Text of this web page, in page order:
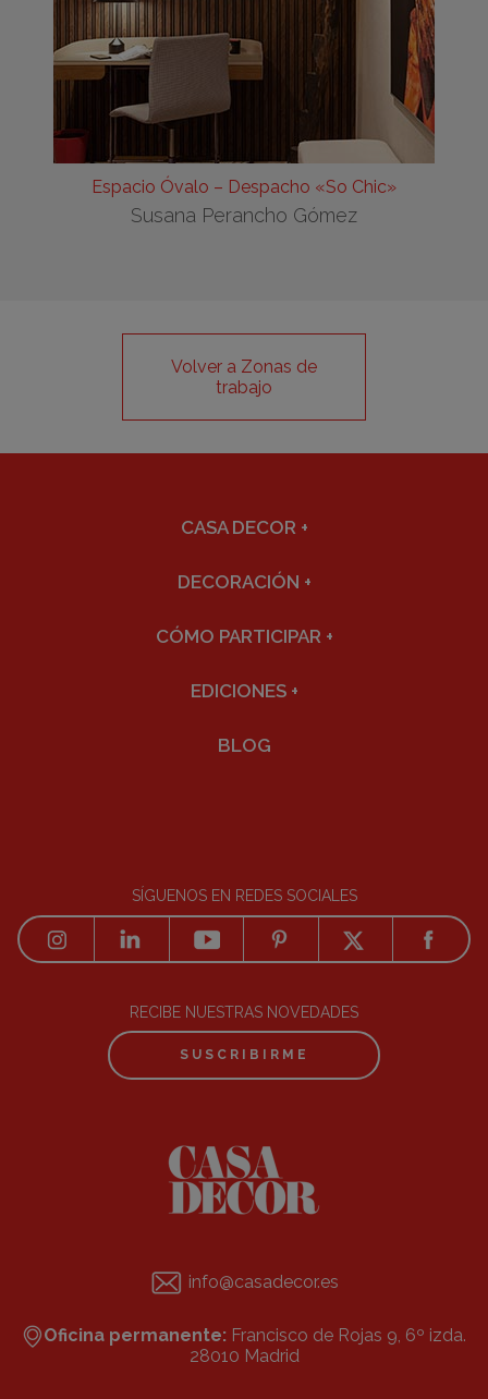
Espacio Óvalo – Despacho «So Chic»
Susana Perancho Gómez
Volver a Zonas de
trabajo
CASA DECOR +
DECORACIÓN +
CÓMO PARTICIPAR +
EDICIONES +
BLOG
SÍGUENOS EN REDES SOCIALES
RECIBE NUESTRAS NOVEDADES
SUSCRIBIRME
info@casadecor.es
Oficina permanente: Francisco de Rojas 9, 6º izda.
28010 Madrid